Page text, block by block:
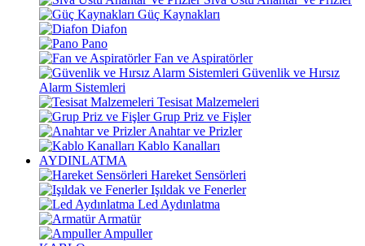
Güç Kaynakları
Diafon
Pano
Fan ve Aspiratörler
Güvenlik ve Hırsız
Alarm Sistemleri
Tesisat Malzemeleri
Grup Priz ve Fişler
Anahtar ve Prizler
Kablo Kanalları
AYDINLATMA
Hareket Sensörleri
Işıldak ve Fenerler
Led Aydınlatma
Armatür
Ampuller